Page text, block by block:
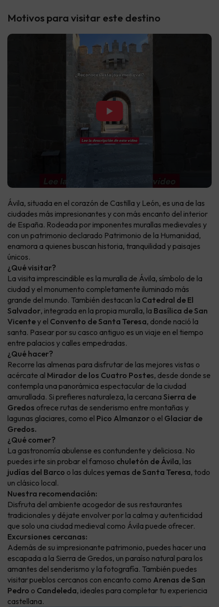
Motivos para visitar este destino
▶
Ávila, situada en el corazón de Castilla y León, es una de las
ciudades más impresionantes y con más encanto del interior
de España. Rodeada por imponentes murallas medievales y
con un patrimonio declarado Patrimonio de la Humanidad,
enamora a quienes buscan historia, tranquilidad y paisajes
únicos.
¿Qué visitar?
La visita imprescindible es la muralla de Ávila, símbolo de la
ciudad y el monumento completamente iluminado más
grande del mundo. También destacan la Catedral de El
Salvador, integrada en la propia muralla, la Basílica de San
Vicentey el Convento de Santa Teresa, donde nació la
santa. Pasear por su casco antiguo es un viaje en el tiempo
entre palacios y calles empedradas.
¿Qué hacer?
Recorre las almenas para disfrutar de las mejores vistas o
acércate al Mirador de los Cuatro Postes, desde donde se
contempla una panorámica espectacular de la ciudad
amurallada. Si prefieres naturaleza, la cercana Sierra de
Gredos ofrece rutas de senderismo entre montañas y
lagunas glaciares, como el Pico Almanzor o el Glaciar de
Gredos.
¿Qué comer?
La gastronomía abulense es contundente y deliciosa. No
puedes irte sin probar el famoso chuletón de Ávila, las
judías del Barco o las dulces yemas de Santa Teresa, todo
un clásico local.
Nuestra recomendación:
Disfruta del ambiente acogedor de sus restaurantes
tradicionales y déjate envolver por la calma y autenticidad
que solo una ciudad medieval como Ávila puede ofrecer.
Excursiones cercanas:
Además de su impresionante patrimonio, puedes hacer una
escapada a la Sierra de Gredos, un paraíso natural para los
amantes del senderismo y la fotografía. También puedes
visitar pueblos cercanos con encanto como Arenas de San
Pedro o Candeleda, ideales para completar tu experiencia
castellana.